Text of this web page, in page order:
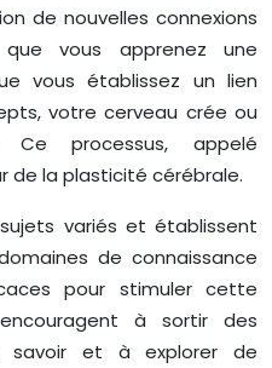
de nouvelles connexions
vous apprenez une
vous établissez un lien
votre cerveau crée ou
Ce processus, appelé
la plasticité cérébrale.
variés et établissent
de connaissance
pour stimuler cette
à sortir des
savoir et à explorer de